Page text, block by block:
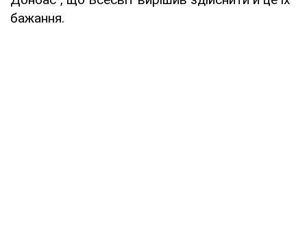
бажання.